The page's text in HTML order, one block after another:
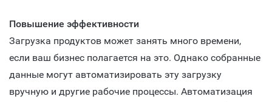
Повышение эффективности
Загрузка продуктов может занять много времени,
если ваш бизнес полагается на это. Однако собранные
данные могут автоматизировать эту загрузку
вручную и другие рабочие процессы. Автоматизация